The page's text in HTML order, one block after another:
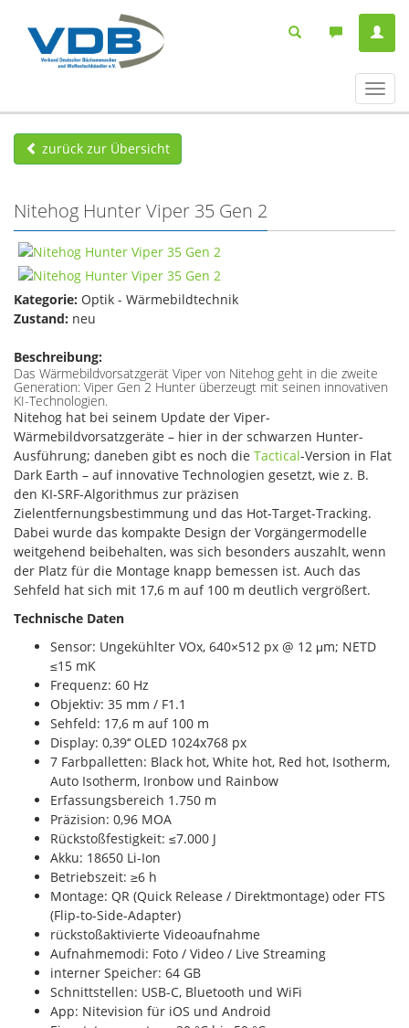
ein-/
zurück zur Übersicht
Nitehog Hunter Viper 35 Gen 2
Kategorie: Optik - Wärmebildtechnik
Zustand: neu
Beschreibung:
Das Wärmebildvorsatzgerät Viper von Nitehog geht in die zweite
Generation: Viper Gen 2 Hunter überzeugt mit seinen innovativen
KI-Technologien.
Nitehog hat bei seinem Update der Viper-
Wärmebildvorsatzgeräte – hier in der schwarzen Hunter-
Ausführung; daneben gibt es noch die Tactical-Version in Flat
Dark Earth – auf innovative Technologien gesetzt, wie z. B.
den KI-SRF-Algorithmus zur präzisen
Zielentfernungsbestimmung und das Hot-Target-Tracking.
Dabei wurde das kompakte Design der Vorgängermodelle
weitgehend beibehalten, was sich besonders auszahlt, wenn
der Platz für die Montage knapp bemessen ist. Auch das
Sehfeld hat sich mit 17,6 m auf 100 m deutlich vergrößert.
Technische Daten
Sensor: Ungekühlter VOx, 640×512 px @ 12 μm; NETD
≤15 mK
Frequenz: 60 Hz
Objektiv: 35 mm / F1.1
Sehfeld: 17,6 m auf 100 m
Display: 0,39‘‘ OLED 1024x768 px
7 Farbpalletten: Black hot, White hot, Red hot, Isotherm,
Auto Isotherm, Ironbow und Rainbow
Erfassungsbereich 1.750 m
Präzision: 0,96 MOA
Rückstoßfestigkeit: ≤7.000 J
Akku: 18650 Li-Ion
Betriebszeit: ≥6 h
Montage: QR (Quick Release / Direktmontage) oder FTS
(Flip-to-Side-Adapter)
rückstoßaktivierte Videoaufnahme
Aufnahmemodi: Foto / Video / Live Streaming
interner Speicher: 64 GB
Schnittstellen: USB-C, Bluetooth und WiFi
App: Nitevision für iOS und Android